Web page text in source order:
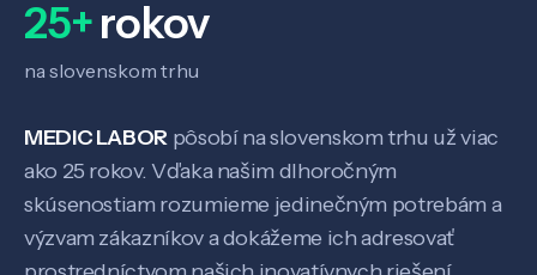
Veda a výskum
Know-how
25+rokov
na slovenskom trhu
MEDIC LABOR pôsobí na slovenskom trhu už viac
ako 25 rokov. Vďaka našim dlhoročným
skúsenostiam rozumieme jedinečným potrebám a
výzvam zákazníkov a dokážeme ich adresovať